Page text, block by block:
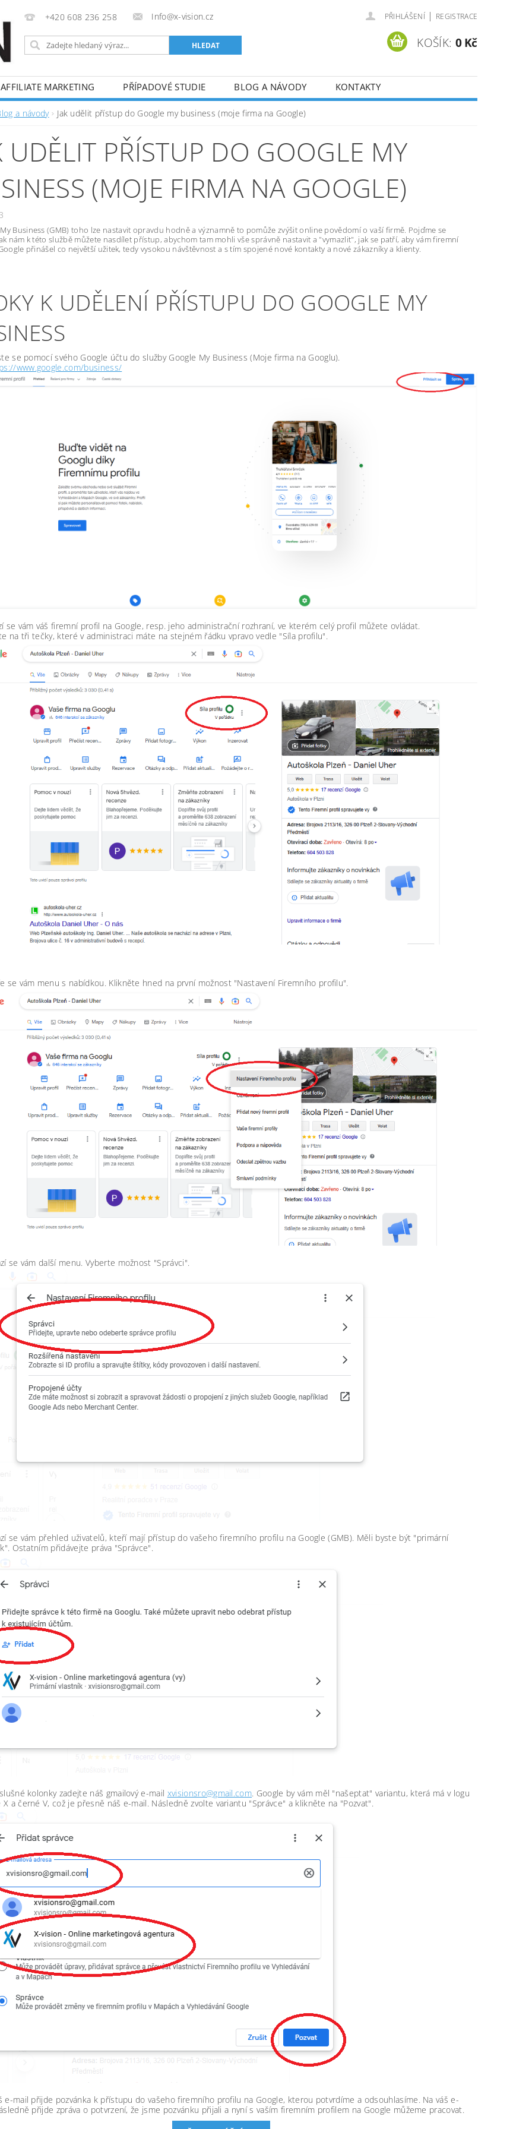
+420 608 236 258 Info@x-vision.cz PŘIHLÁŠENÍ | REGISTRACE
KOŠÍK: 0 Kč
AFFILIATE MARKETING PŘÍPADOVÉ STUDIE BLOG A NÁVODY KONTAKTY
a návody Jak udělit přístup do Google my business (moje firma na Google)
UDĚLIT PŘÍSTUP DO GOOGLE MY
(MOJE FIRMA NA GOOGLE)
Business (GMB) toho lze nastavit opravdu hodně a významně to pomůže zvýšit online povědomí o vaší firmě. Pojďme se
nám k této službě můžete nasdílet přístup, abychom tam mohli vše správně nastavit a "vymazlit", jak se patří, aby vám firemní
přinášel co největší užitek, tedy vysokou návštěvnost a s tím spojené nové kontakty a nové zákazníky a klienty.
K UDĚLENÍ PŘÍSTUPU DO GOOGLE MY
se pomocí svého Google účtu do služby Google My Business (Moje firma na Googlu).
www.google.com/business/
se vám váš firemní profil na Google, resp. jeho administrační rozhraní, ve kterém celý profil můžete ovládat.
na tři tečky, které v administraci máte na stejném řádku vpravo vedle "Síla profilu".
se vám menu s nabídkou. Klikněte hned na první možnost "Nastavení Firemního profilu".
se vám další menu. Vyberte možnost "Správci".
se vám přehled uživatelů, kteří mají přístup do vašeho firemního profilu na Google (GMB). Měli byste být "primární
Ostatním přidávejte práva "Správce".
kolonky zadejte náš gmailový e-mail xvisionsro@gmail.com. Google by vám měl "našeptat" variantu, která má v logu
X a černé V, což je přesně náš e-mail. Následně zvolte variantu "Správce" a klikněte na "Pozvat".
e-mail přijde pozvánka k přístupu do vašeho firemního profilu na Google, kterou potvrdíme a odsouhlasíme. Na váš e-
přijde zpráva o potvrzení, že jsme pozvánku přijali a nyní s vaším firemním profilem na Google můžeme pracovat.